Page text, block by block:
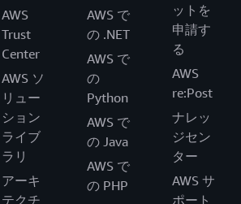
AWS
Trust
Center
AWS ソ
リュー
ション
ライブ
ラリ
アーキ
テクチ
AWS で
の .NET
AWS で
の
Python
AWS で
の Java
AWS で
の PHP
ットを
申請す
る
AWS
re:Post
ナレッ
ジセン
ター
AWS サ
ポート